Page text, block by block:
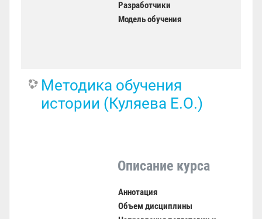
Разработчики
Модель обучения
Методика обучения
истории (Куляева Е.О.)
Описание курса
Аннотация
Объем дисциплины